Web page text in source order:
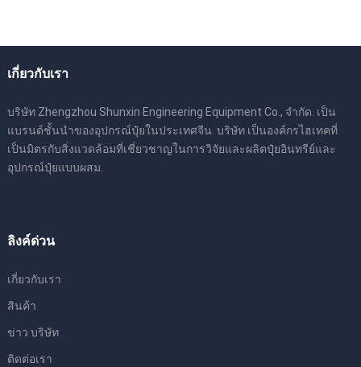
เกี่ยวกับเรา
บริษัท Zhengzhou Shunxin Engineering Equipment Co., จำกัด. เป็น
แบรนด์ชั้นนำของอุปกรณ์ปุ๋ยในประเทศจีน. บริษัท เป็นองค์กรไฮเทคที่
เป็นมิตรกับสิ่งแวดล้อมที่เชี่ยวชาญในการวิจัยและผลิตปุ๋ยอินทรีย์และ
อุปกรณ์ปุ๋ยแบบผสม.
ลิงค์ด่วน
เกี่ยวกับเรา
สินค้า
ข่าว บริษัท
ติดต่อเรา